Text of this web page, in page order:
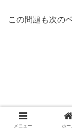
この問題も次の
メニュー ホー